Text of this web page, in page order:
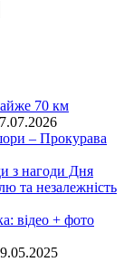
70 км
– Прокурава
з нагоди Дня
та незалежність
відео + фото